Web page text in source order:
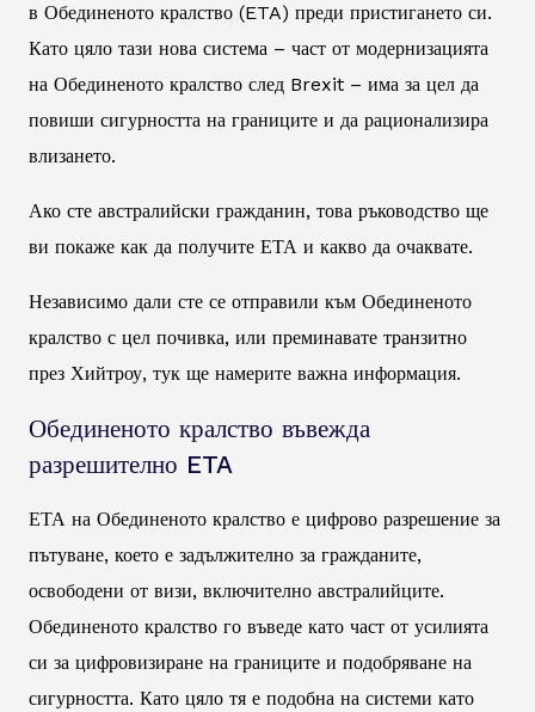
в Обединеното кралство (ETA) преди пристигането си.
Като цяло тази нова система – част от модернизацията
на Обединеното кралство след Brexit – има за цел да
повиши сигурността на границите и да рационализира
влизането.
Ако сте австралийски гражданин, това ръководство ще
ви покаже как да получите ЕТА и какво да очаквате.
Независимо дали сте се отправили към Обединеното
кралство с цел почивка, или преминавате транзитно
през Хийтроу, тук ще намерите важна информация.
Обединеното кралство въвежда
разрешително ETA
ЕТА на Обединеното кралство е цифрово разрешение за
пътуване, което е задължително за гражданите,
освободени от визи, включително австралийците.
Обединеното кралство го въведе като част от усилията
си за цифровизиране на границите и подобряване на
сигурността. Като цяло тя е подобна на системи като